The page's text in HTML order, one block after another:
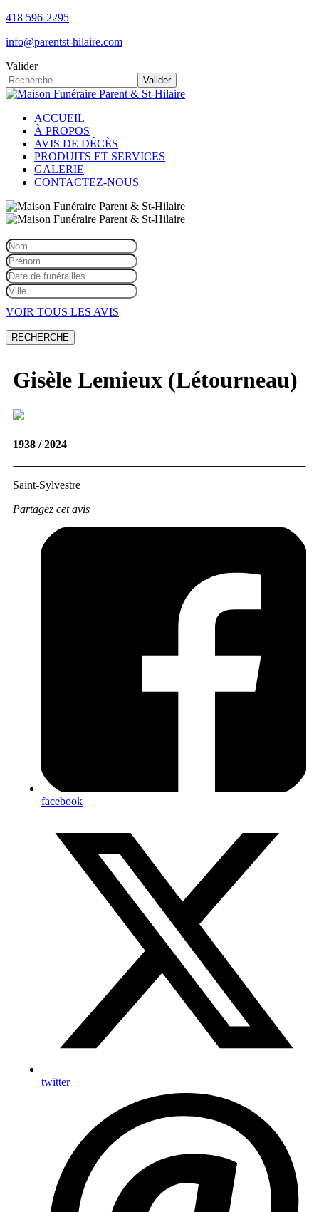
418 596-2295
info@parentst-hilaire.com
Valider
Valider
ACCUEIL
À PROPOS
AVIS DE DÉCÈS
PRODUITS ET SERVICES
GALERIE
CONTACTEZ-NOUS
VOIR TOUS LES AVIS
Gisèle Lemieux (Létourneau)
1938 / 2024
Saint-Sylvestre
Partagez cet avis
facebook
twitter